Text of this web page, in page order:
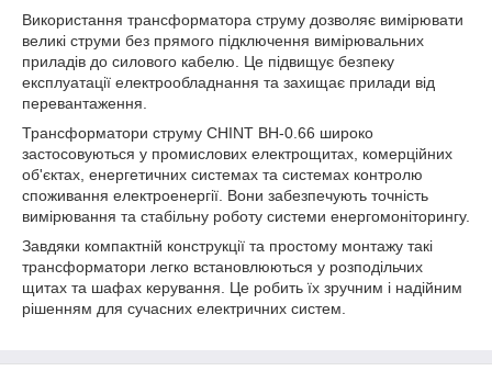
Використання трансформатора струму дозволяє вимірювати
великі струми без прямого підключення вимірювальних
приладів до силового кабелю. Це підвищує безпеку
експлуатації електрообладнання та захищає прилади від
перевантаження.
Трансформатори струму CHINT BH-0.66 широко
застосовуються у промислових електрощитах, комерційних
об'єктах, енергетичних системах та системах контролю
споживання електроенергії. Вони забезпечують точність
вимірювання та стабільну роботу системи енергомоніторингу.
Завдяки компактній конструкції та простому монтажу такі
трансформатори легко встановлюються у розподільчих
щитах та шафах керування. Це робить їх зручним і надійним
рішенням для сучасних електричних систем.